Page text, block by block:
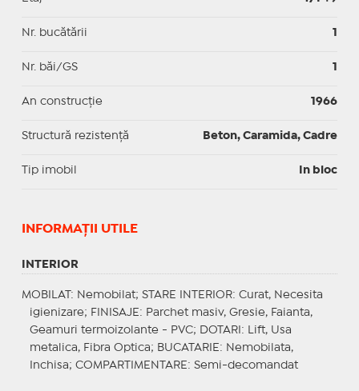
Nr. bucătării 1
Nr. băi/GS 1
An construcție 1966
Structură rezistență Beton, Caramida, Cadre
Tip imobil In bloc
INFORMAŢII UTILE
INTERIOR
MOBILAT : Nemobilat; STARE INTERIOR: Curat, Necesita
igienizare; FINISAJE : Parchet masiv, Gresie, Faianta,
Geamuri termoizolante - PVC;
DOTARI : Lift, Usa
metalica, Fibra Optica; BUCATARIE : Nemobilata,
Inchisa; COMPARTIMENTARE : Semi-decomandat